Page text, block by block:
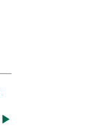
▶